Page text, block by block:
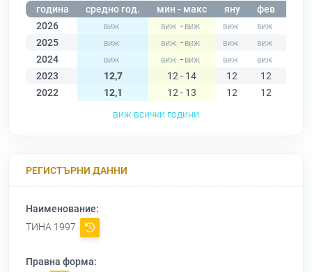
година средно год. мин - макс яну фев
2026
-
2025
-
2024
-
2023
12,7 12 - 14 12 12
2022
12,1 12 - 13 12 12
виж всички години
РЕГИСТЪРНИ ДАННИ
Наименование:
ТИНА 1997
Правна форма: